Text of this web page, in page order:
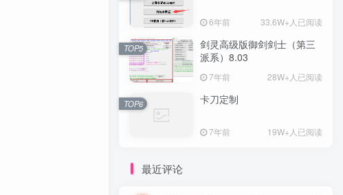
6年前 33.6W+人已阅读
剑灵高级版御剑剑士（第三
派系）8.03
7年前 28W+人已阅读
TOP5
卡刀定制
7年前 19W+人已阅读
TOP6
最近评论